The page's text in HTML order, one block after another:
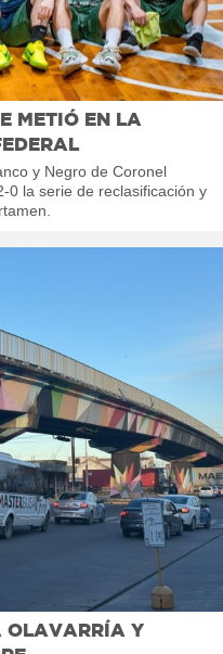
METIÓ EN LA
y Negro de Coronel
0 la serie de reclasificación y
OLAVARRÍA Y